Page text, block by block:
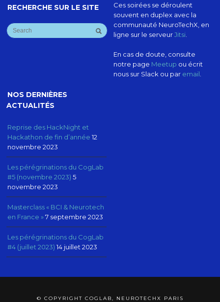
RECHERCHE SUR LE SITE
Ces soirées se déroulent
souvent en duplex avec la
communauté NeuroTechX, en
ligne sur le serveurJitsi.
En cas de doute, consulte
notre page Meetup ou écrit
nous sur Slack ou par email
NOS DERNIÈRES
ACTUALITÉS
Reprise des HackNight et
Hackathon de fin d’année 12
novembre 2023
Les pérégrinations du CogLab
#5 (novembre 2023) 5
novembre 2023
Masterclass « BCI & Neurotech
en France » 7 septembre 2023
Les pérégrinations du CogLab
#4 (juillet 2023) 14 juillet 2023
© COPYRIGHT COGLAB, NEUROTECHX PARIS